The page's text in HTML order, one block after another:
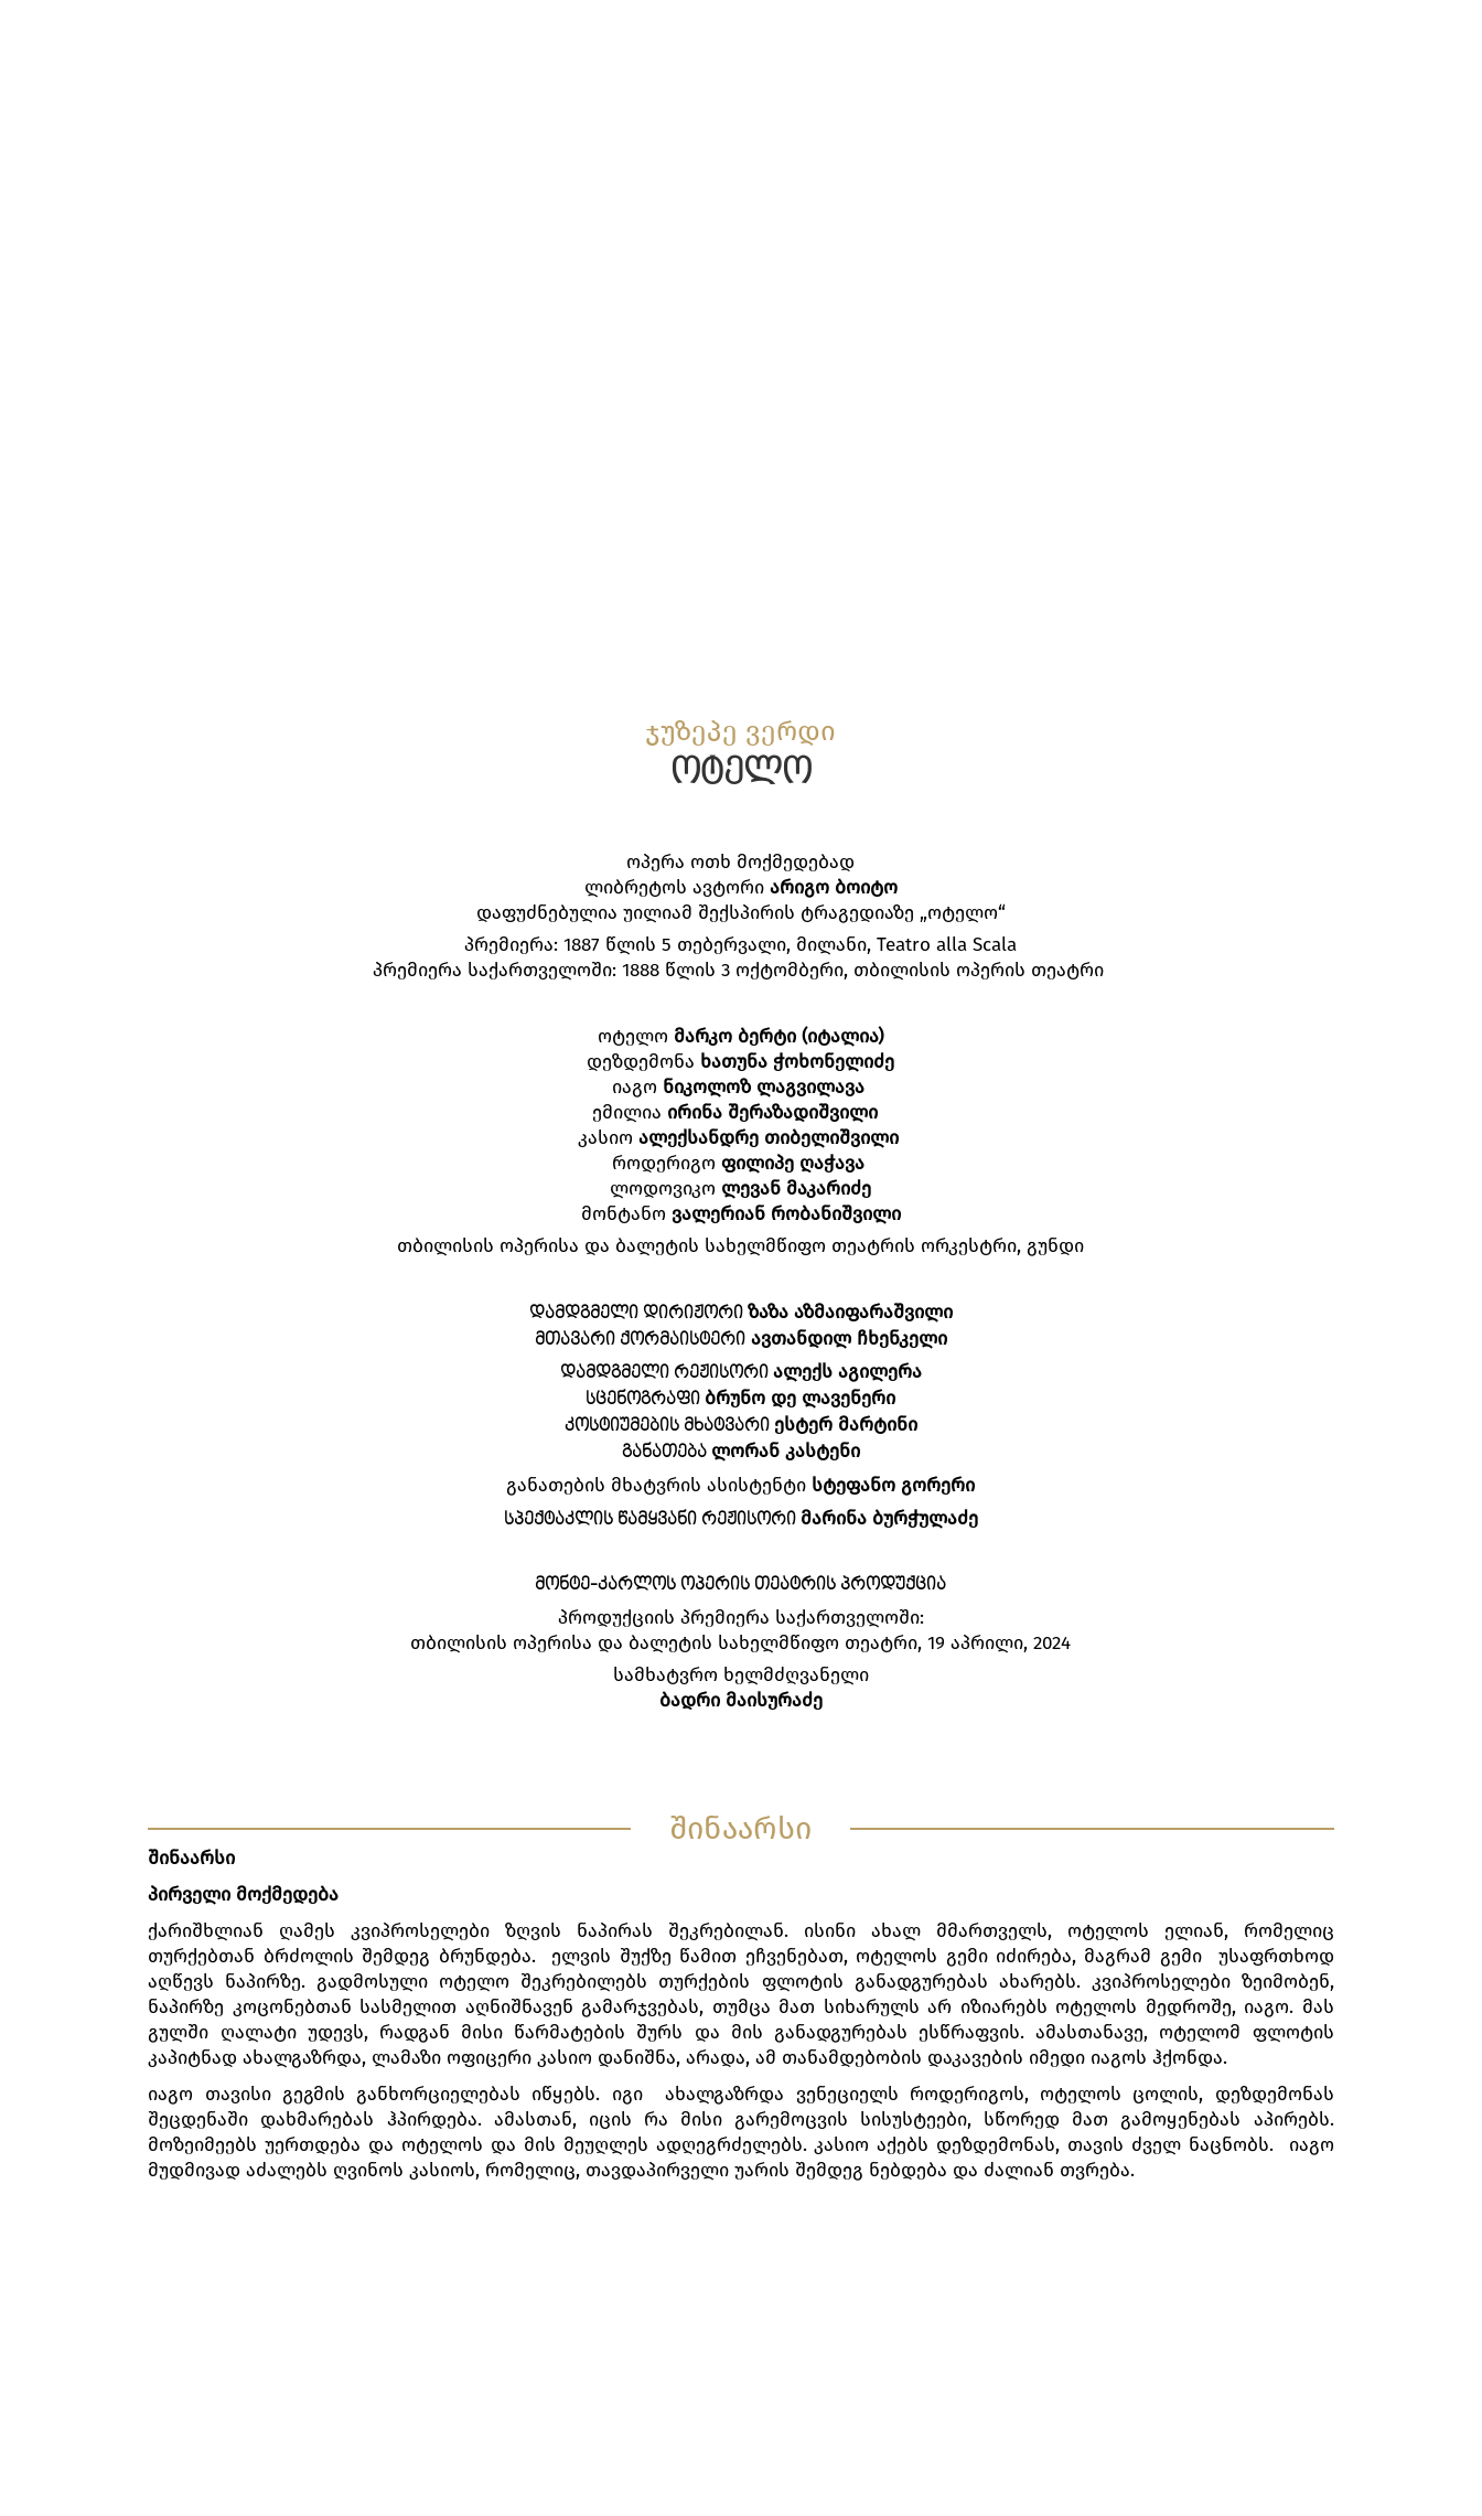
ჯუზეპე ვერდი
ოტელო
ოპერა ოთხ მოქმედებად
ლიბრეტოს ავტორი არიგო ბოიტო
დაფუძნებულია უილიამ შექსპირის ტრაგედიაზე „ოტელო“
პრემიერა: 1887 წლის 5 თებერვალი, მილანი, Teatro alla Scala
პრემიერა საქართველოში: 1888 წლის 3 ოქტომბერი, თბილისის ოპერის თეატრი
ოტელო მარკო ბერტი (იტალია)
დეზდემონა ხათუნა ჭოხონელიძე
იაგო ნიკოლოზ ლაგვილავა
ემილია ირინა შერაზადიშვილი
კასიო ალექსანდრე თიბელიშვილი
როდერიგო ფილიპე ღაჭავა
ლოდოვიკო ლევან მაკარიძე
მონტანო ვალერიან რობანიშვილი
თბილისის ოპერისა და ბალეტის სახელმწიფო თეატრის ორკესტრი, გუნდი
ᲓᲐᲛᲓᲒᲛᲔᲚᲘ ᲓᲘᲠᲘᲟᲝᲠᲘ ᲖᲐᲖᲐ ᲐᲖᲛᲐᲘᲤᲐᲠᲐᲨᲕᲘᲚᲘ
ᲛᲗᲐᲕᲐᲠᲘ ᲥᲝᲠᲛᲐᲘᲡᲢᲔᲠᲘᲐᲕᲗᲐᲜᲓᲘᲚ ᲩᲮᲔᲜᲙᲔᲚᲘ
ᲓᲐᲛᲓᲒᲛᲔᲚᲘ ᲠᲔᲟᲘᲡᲝᲠᲘ ᲐᲚᲔᲥᲡ ᲐᲒᲘᲚᲔᲠᲐ
ᲡᲪᲔᲜᲝᲒᲠᲐᲤᲘ ᲑᲠᲣᲜᲝ ᲓᲔ ᲚᲐᲕᲔᲜᲔᲠᲘ
ᲙᲝᲡᲢᲘᲣᲛᲔᲑᲘᲡ ᲛᲮᲐᲢᲕᲐᲠᲘ ᲔᲡᲢᲔᲠ ᲛᲐᲠᲢᲘᲜᲘ
ᲒᲐᲜᲐᲗᲔᲑᲐ ᲚᲝᲠᲐᲜ ᲙᲐᲡᲢᲔᲜᲘ
განათების მხატვრის ასისტენტი სტეფანო გორერი
ᲡᲞᲔᲥᲢᲐᲙᲚᲘᲡ ᲬᲐᲛᲧᲕᲐᲜᲘ ᲠᲔᲟᲘᲡᲝᲠᲘ ᲛᲐᲠᲘᲜᲐ ᲑᲣᲠᲭᲣᲚᲐᲫᲔ
ᲛᲝᲜᲢᲔ-ᲙᲐᲠᲚᲝᲡ ᲝᲞᲔᲠᲘᲡ ᲗᲔᲐᲢᲠᲘᲡ ᲞᲠᲝᲓᲣᲥᲪᲘᲐ
პროდუქციის პრემიერა საქართველოში:
თბილისის ოპერისა და ბალეტის სახელმწიფო თეატრი, 19 აპრილი, 2024
სამხატვრო ხელმძღვანელი
ბადრი მაისურაძე
შინაარსი
შინაარსი
პირველი მოქმედება
ქარიშხლიან ღამეს კვიპროსელები ზღვის ნაპირას შეკრებილან. ისინი ახალ მმართველს, ოტელოს ელიან, რომელიც
თურქებთან ბრძოლის შემდეგ ბრუნდება. ელვის შუქზე წამით ეჩვენებათ, ოტელოს გემი იძირება, მაგრამ გემი უსაფრთხოდ
აღწევს ნაპირზე. გადმოსული ოტელო შეკრებილებს თურქების ფლოტის განადგურებას ახარებს. კვიპროსელები ზეიმობენ,
ნაპირზე კოცონებთან სასმელით აღნიშნავენ გამარჯვებას, თუმცა მათ სიხარულს არ იზიარებს ოტელოს მედროშე, იაგო. მას
გულში ღალატი უდევს, რადგან მისი წარმატების შურს და მის განადგურებას ესწრაფვის. ამასთანავე, ოტელომ ფლოტის
კაპიტნად ახალგაზრდა, ლამაზი ოფიცერი კასიო დანიშნა, არადა, ამ თანამდებობის დაკავების იმედი იაგოს ჰქონდა.
იაგო თავისი გეგმის განხორციელებას იწყებს. იგი ახალგაზრდა ვენეციელს როდერიგოს, ოტელოს ცოლის, დეზდემონას
შეცდენაში დახმარებას ჰპირდება. ამასთან, იცის რა მისი გარემოცვის სისუსტეები, სწორედ მათ გამოყენებას აპირებს.
მოზეიმეებს უერთდება და ოტელოს და მის მეუღლეს ადღეგრძელებს. კასიო აქებს დეზდემონას, თავის ძველ ნაცნობს. იაგო
მუდმივად აძალებს ღვინოს კასიოს, რომელიც, თავდაპირველი უარის შემდეგ ნებდება და ძალიან თვრება.